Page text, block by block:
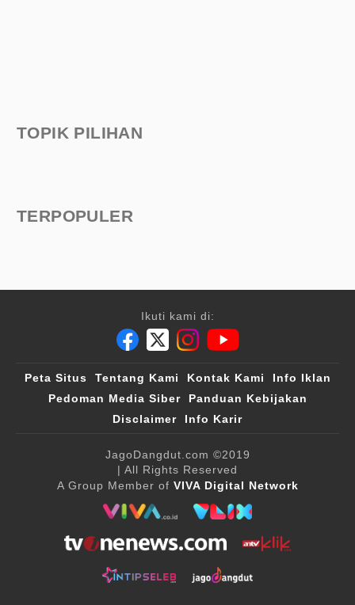
TOPIK PILIHAN
TERPOPULER
Ikuti kami di:
Peta Situs Tentang Kami Kontak Kami
Info Iklan
Pedoman Media Siber
Panduan Kebijakan
Disclaimer
Info Karir
JagoDangdut.com ©2019
| All Rights Reserved
A Group Member of VIVA Digital Network